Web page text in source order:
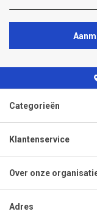
Categorieën
Klantenservice
Over onze
Adres